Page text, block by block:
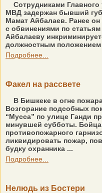
Сотрудниками
МВД задержан бывший
Мамат Айбалаев. Ранее
с обвинениями по
Айбалаеву
должностным положением
Подробнее...
Факел на рассвете
В Бишкеке в огне
Возгорание подсобных
“Мусса” по улице Ганди
минувшей субботы.
противопожарного
ликвидировать пожар,
будку охранника ...
Подробнее...
Нелюдь из Бостери